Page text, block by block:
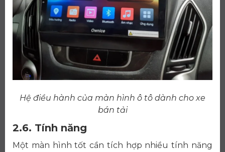
Hệ điều hành của màn hình ô tô dành cho xe
bán tải
2.6. Tính năng
Một màn hình tốt cần tích hợp nhiều tính năng